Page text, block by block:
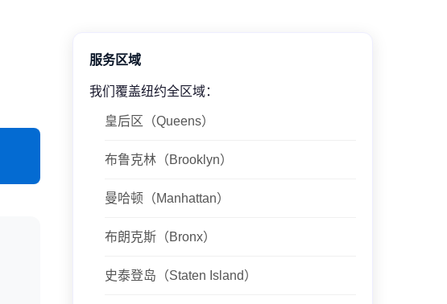
服务区域
我们覆盖纽约全区域：
皇后区（Queens）
布鲁克林（Brooklyn）
曼哈顿（Manhattan）
布朗克斯（Bronx）
史泰登岛（Staten Island）